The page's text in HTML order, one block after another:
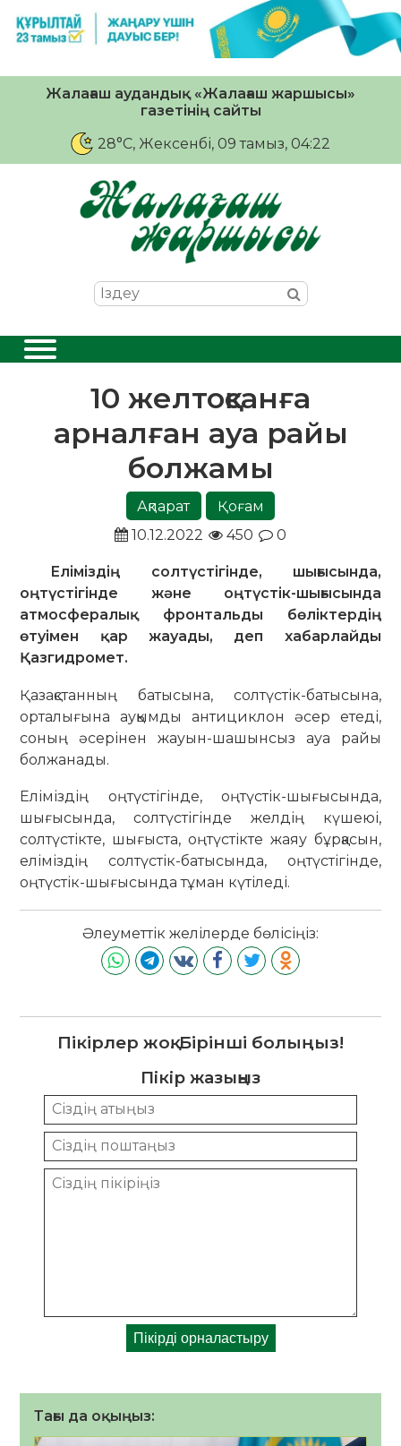
Жалағаш аудандық «Жалағаш жаршысы»
газетінің сайты
28°C, Жексенбі, 09 тамыз, 04:22
10 желтоқсанға
арналған ауа райы
болжамы
Ақпарат
Қоғам
10.12.2022
450 0
Еліміздің солтүстігінде, шығысында,
оңтүстігінде және оңтүстік-шығысында
атмосфералық фронтальды бөліктердің
өтуімен қар жауады, деп хабарлайды
Қазгидромет.
Қазақстанның батысына, солтүстік-батысына,
орталығына ауқымды антициклон әсер етеді,
соның әсерінен жауын-шашынсыз ауа райы
болжанады.
Еліміздің оңтүстігінде, оңтүстік-шығысында,
шығысында, солтүстігінде желдің күшеюі,
солтүстікте, шығыста, оңтүстікте жаяу бұрқасын,
еліміздің солтүстік-батысында, оңтүстігінде,
оңтүстік-шығысында тұман күтіледі.
Әлеуметтік желілерде бөлісіңіз:
Пікірлер жоқ. Бірінші болыңыз!
Пікір жазыңыз
Тағы да оқыңыз: